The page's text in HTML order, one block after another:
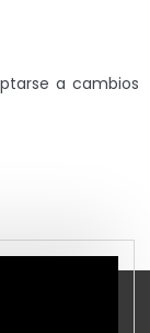
a cambios